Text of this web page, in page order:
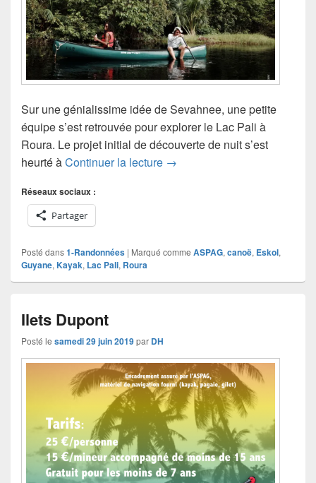
Sur une génialissime idée de Sevahnee, une petite
équipe s’est retrouvée pour explorer le Lac Pali à
Roura. Le projet initial de découverte de nuit s’est
heurté àContinuer la lecture Dessalage au Lac Pali
→
Réseaux sociaux :
Partager
Posté dans1-Randonnées | Marqué comme ASPAG, canoë, Eskol,
Guyane, Kayak, Lac Pali, Roura
Ilets Dupont
Posté le samedi 29 juin 2019par DH